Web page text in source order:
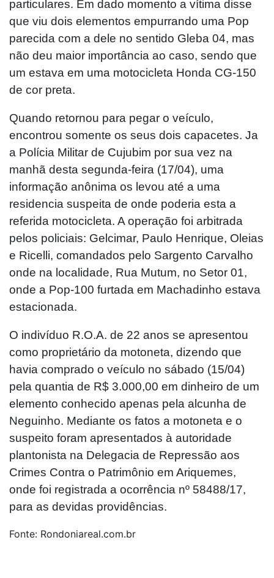
particulares. Em dado momento a vítima disse
que viu dois elementos empurrando uma Pop
parecida com a dele no sentido Gleba 04, mas
não deu maior importância ao caso, sendo que
um estava em uma motocicleta Honda CG-150
de cor preta.
Quando retornou para pegar o veículo,
encontrou somente os seus dois capacetes. Ja
a Polícia Militar de Cujubim por sua vez na
manhã desta segunda-feira (17/04), uma
informação anônima os levou até a uma
residencia suspeita de onde poderia esta a
referida motocicleta. A operação foi arbitrada
pelos policiais: Gelcimar, Paulo Henrique, Oleias
e Ricelli, comandados pelo Sargento Carvalho
onde na localidade, Rua Mutum, no Setor 01,
onde a Pop-100 furtada em Machadinho estava
estacionada.
O indivíduo R.O.A. de 22 anos se apresentou
como proprietário da motoneta, dizendo que
havia comprado o veículo no sábado (15/04)
pela quantia de R$ 3.000,00 em dinheiro de um
elemento conhecido apenas pela alcunha de
Neguinho. Mediante os fatos a motoneta e o
suspeito foram apresentados à autoridade
plantonista na Delegacia de Repressão aos
Crimes Contra o Patrimônio em Ariquemes,
onde foi registrada a ocorrência nº 58488/17,
para as devidas providências.
Fonte: Rondoniareal.com.br